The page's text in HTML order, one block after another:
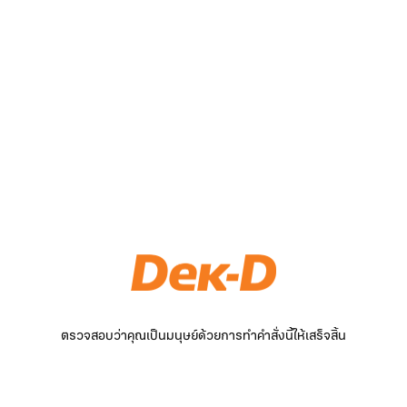
ตรวจสอบว่าคุณเป็นมนุษย์ด้วยการทำคำสั่งนี้ให้เสร็จสิ้น